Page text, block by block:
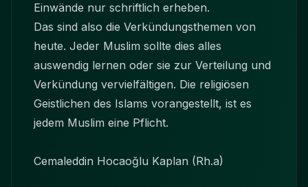
Einwände nur schriftlich erheben.
Das sind also die Verkündungsthemen von
heute. Jeder Muslim sollte dies alles
auswendig lernen oder sie zur Verteilung und
Verkündung vervielfältigen. Die religiösen
Geistlichen des Islams vorangestellt, ist es
jedem Muslim eine Pflicht.
Cemaleddin Hocaoğlu Kaplan (Rh.a)